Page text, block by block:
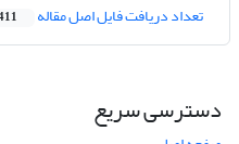
تعداد دریافت فایل اصل مقاله
دسترسی سریع